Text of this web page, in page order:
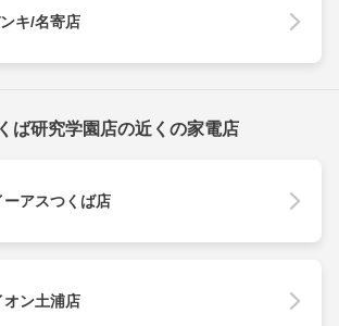
キ/名寄店
ば研究学園店の近くの家電店
ーアスつくば店
オン土浦店